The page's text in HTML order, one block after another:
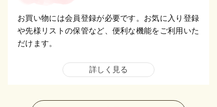
お買い物には会員登録が必要です。お気に入り登録
や先様リストの保管など、便利な機能をご利用いた
だけます。
詳しく見る